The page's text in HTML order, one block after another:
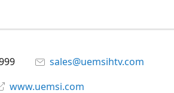
sales@uemsihtv.com
www.uemsi.com